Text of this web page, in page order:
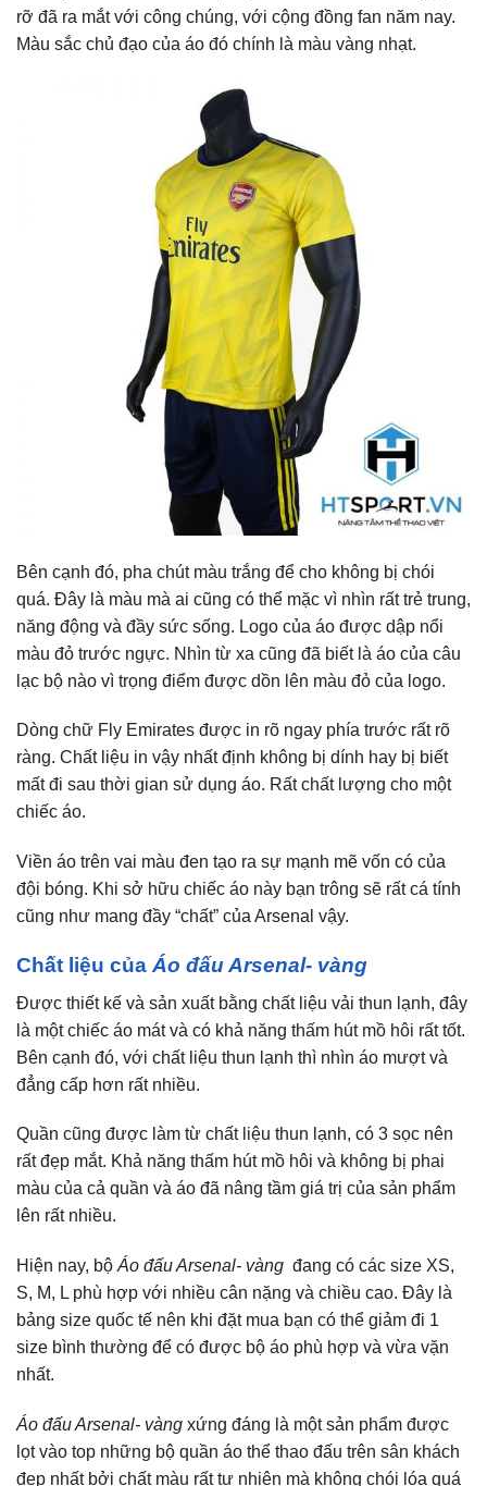
rỡ đã ra mắt với công chúng, với cộng đồng fan năm nay.
Màu sắc chủ đạo của áo đó chính là màu vàng nhạt.
Bên cạnh đó, pha chút màu trắng để cho không bị chói
quá. Đây là màu mà ai cũng có thể mặc vì nhìn rất trẻ trung,
năng động và đầy sức sống. Logo của áo được dập nổi
màu đỏ trước ngực. Nhìn từ xa cũng đã biết là áo của câu
lạc bộ nào vì trọng điểm được dồn lên màu đỏ của logo.
Dòng chữ Fly Emirates được in rõ ngay phía trước rất rõ
ràng. Chất liệu in vậy nhất định không bị dính hay bị biết
mất đi sau thời gian sử dụng áo. Rất chất lượng cho một
chiếc áo.
Viền áo trên vai màu đen tạo ra sự mạnh mẽ vốn có của
đội bóng. Khi sở hữu chiếc áo này bạn trông sẽ rất cá tính
cũng như mang đầy “chất” của Arsenal vậy.
Chất liệu của Áo đấu Arsenal- vàng
Được thiết kế và sản xuất bằng chất liệu vải thun lạnh, đây
là một chiếc áo mát và có khả năng thấm hút mồ hôi rất tốt.
Bên cạnh đó, với chất liệu thun lạnh thì nhìn áo mượt và
đẳng cấp hơn rất nhiều.
Quần cũng được làm từ chất liệu thun lạnh, có 3 sọc nên
rất đẹp mắt. Khả năng thấm hút mồ hôi và không bị phai
màu của cả quần và áo đã nâng tầm giá trị của sản phẩm
lên rất nhiều.
Hiện nay, bộ Áo đấu Arsenal- vàng đang có các size XS,
S, M, L phù hợp với nhiều cân nặng và chiều cao. Đây là
bảng size quốc tế nên khi đặt mua bạn có thể giảm đi 1
size bình thường để có được bộ áo phù hợp và vừa vặn
nhất.
Áo đấu Arsenal- vàng xứng đáng là một sản phẩm được
lọt vào top những bộ quần áo thể thao đấu trên sân khách
đẹp nhất bởi chất màu rất tự nhiên mà không chói lóa quá